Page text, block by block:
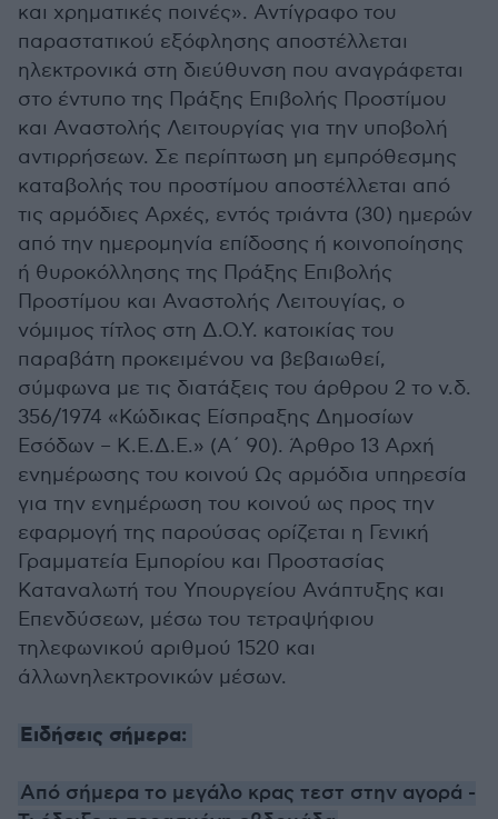
και χρηματικές ποινές». Αντίγραφο του
παραστατικού εξόφλησης αποστέλλεται
ηλεκτρονικά στη διεύθυνση που αναγράφεται
στο έντυπο της Πράξης Επιβολής Προστίμου
και Αναστολής Λειτουργίας για την υποβολή
αντιρρήσεων. Σε περίπτωση μη εμπρόθεσμης
καταβολής του προστίμου αποστέλλεται από
τις αρμόδιες Αρχές, εντός τριάντα (30) ημερών
από την ημερομηνία επίδοσης ή κοινοποίησης
ή θυροκόλλησης της Πράξης Επιβολής
Προστίμου και Αναστολής Λειτουγίας, ο
νόμιμος τίτλος στη Δ.Ο.Υ. κατοικίας του
παραβάτη προκειμένου να βεβαιωθεί,
σύμφωνα με τις διατάξεις του άρθρου 2 το ν.δ.
356/1974 «Κώδικας Είσπραξης Δημοσίων
Εσόδων – Κ.Ε.Δ.Ε.» (Α΄ 90). Άρθρο 13 Αρχή
ενημέρωσης του κοινού Ως αρμόδια υπηρεσία
για την ενημέρωση του κοινού ως προς την
εφαρμογή της παρούσας ορίζεται η Γενική
Γραμματεία Εμπορίου και Προστασίας
Καταναλωτή του Υπουργείου Ανάπτυξης και
Επενδύσεων, μέσω του τετραψήφιου
τηλεφωνικού αριθμού 1520 και
άλλωνηλεκτρονικών μέσων.
Ειδήσεις σήμερα:
Από σήμερα το μεγάλο κρας τεστ στην αγορά -